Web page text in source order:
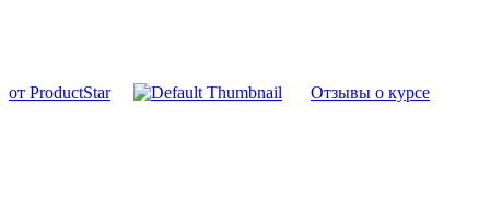
от ProductStar Отзывы о курсе